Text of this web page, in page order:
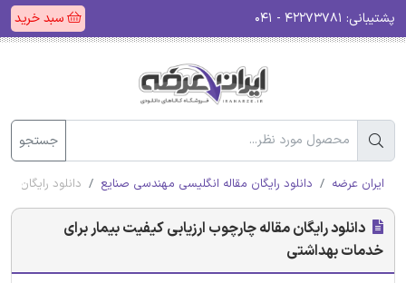
پشتیبانی: سبد خرید
جستجو
ایران عرضه دانلود رایگان مقاله انگلیسی مهندسی صنایع دانلود رایگان
دانلود رایگان مقاله چارچوب ارزیابی کیفیت بیمار برای
خدمات بهداشتی